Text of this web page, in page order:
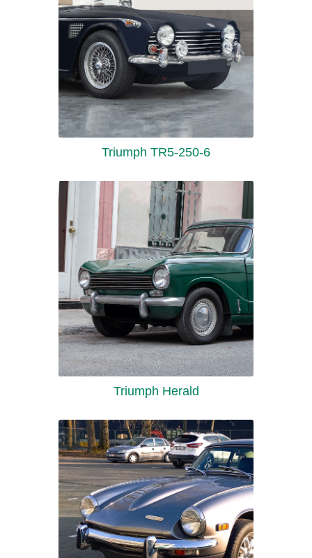
Triumph TR5-250-6
Triumph Herald